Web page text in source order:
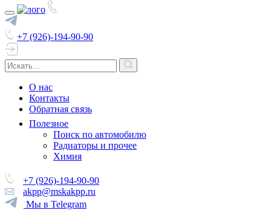
+7 (926)-194-90-90
О нас
Контакты
Обратная связь
Полезное
Поиск по автомобилю
Радиаторы и прочее
Химия
+7 (926)-194-90-90
akpp@mskakpp.ru
Мы в Telegram